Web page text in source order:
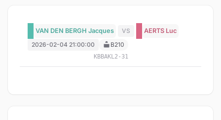
VAN DEN BERGH Jacques VS
AERTS Luc
2026-02-04 21:00:00
B210
KBBAKL2-31